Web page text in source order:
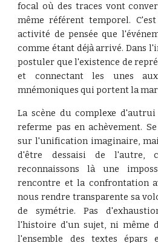
focal où des traces vont
même référent temporel.
activité de pensée que
comme étant déjà arrivé. Dans
postuler que l'existence de
et connectant les unes
mnémoniques qui portent la
La scène du complexe d'autrui
referme pas en achèvement.
sur l'unification imaginaire,
d'être dessaisi de l'autre,
reconnaissons là une
rencontre et la confrontation
nous rendre transparente sa
de symétrie. Pas
l'histoire d'un sujet, ni même
l'ensemble des textes